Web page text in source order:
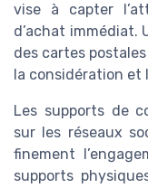
vise à capter
d’achat immédiat.
des cartes
la considération
Les supports de
sur les réseaux
finement
supports